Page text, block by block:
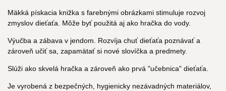
Mäkká pískacia knižka s farebnými obrázkami stimuluje rozvoj
zmyslov dieťaťa. Môže byť použitá aj ako hračka do vody.
Výučba a zábava v jendom. Rozvíja chuť dieťaťa poznávať a
zároveň učiť sa, zapamätať si nové slovíčka a predmety.
Slúži ako skvelá hračka a zároveň ako prvá "učebnica" dieťaťa.
Je vyrobená z bezpečných, hygienicky nezávadných materiálov,